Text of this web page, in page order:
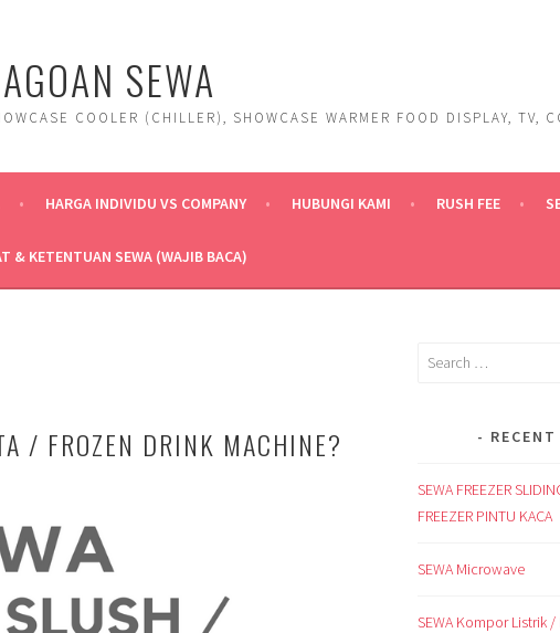
SEWA
COOLER (CHILLER), SHOWCASE WARMER FOOD DISPLAY, TV,
HARGA INDIVIDU VS COMPANY HUBUNGI KAMI RUSH FEE
& KETENTUAN SEWA (WAJIB BACA)
/ FROZEN DRINK MACHINE?
Search
SEWA FREEZER
FREEZER PINTU KACA
SEWA Microwave
SEWA Kompor Listrik